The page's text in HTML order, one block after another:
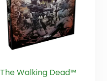
The Walking Dead™